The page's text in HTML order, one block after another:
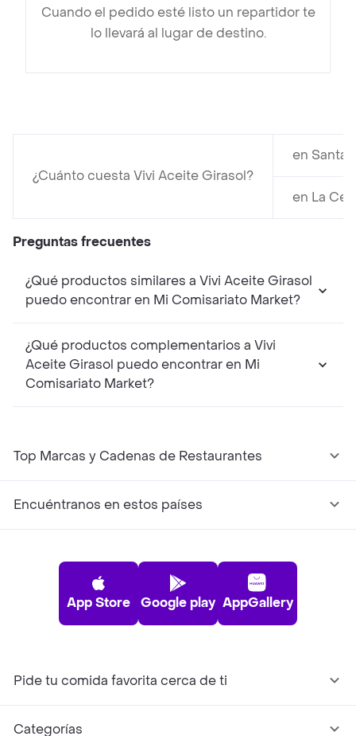
Cuando el pedido esté listo un repartidor te
lo llevará al lugar de destino.
¿Cuánto cuesta Vivi Aceite Girasol?
en Santa
en La
Preguntas frecuentes
¿Qué productos similares a Vivi Aceite Girasol
puedo encontrar en Mi Comisariato Market?
¿Qué productos complementarios a Vivi
Aceite Girasol puedo encontrar en Mi
Comisariato Market?
Top Marcas y Cadenas de Restaurantes
Encuéntranos en estos países
App Store Google play AppGallery
Pide tu comida favorita cerca de ti
Categorías